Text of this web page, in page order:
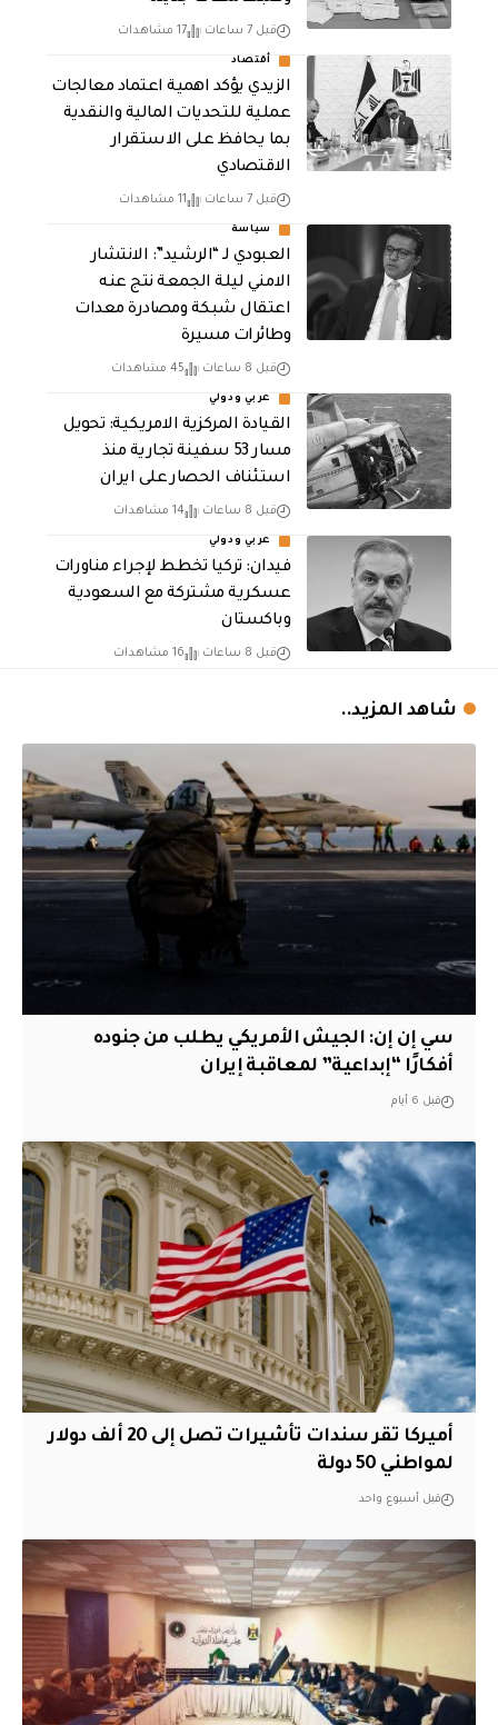
قبل 7 ساعات 17 مشاهدات
أقتصاد
الزيدي يؤكد اهمية اعتماد معالجات
عملية للتحديات المالية والنقدية
بما يحافظ على الاستقرار
الاقتصادي
قبل 7 ساعات 11 مشاهدات
سياسة
العبودي لـ “الرشيد”: الانتشار
الامني ليلة الجمعة نتج عنه
اعتقال شبكة ومصادرة معدات
وطائرات مسيرة
قبل 8 ساعات 45 مشاهدات
عربي ودولي
القيادة المركزية الامريكية: تحويل
مسار 53 سفينة تجارية منذ
استئناف الحصار على ايران
قبل 8 ساعات 14 مشاهدات
عربي ودولي
فيدان: تركيا تخطط لإجراء مناورات
عسكرية مشتركة مع السعودية
وباكستان
قبل 8 ساعات 16 مشاهدات
شاهد المزيد..
سي إن إن: الجيش الأمريكي يطلب من جنوده
أفكارًا “إبداعية” لمعاقبة إيران
قبل 6 أيام
أميركا تقر سندات تأشيرات تصل إلى 20 ألف دولار
لمواطني 50 دولة
قبل أسبوع واحد